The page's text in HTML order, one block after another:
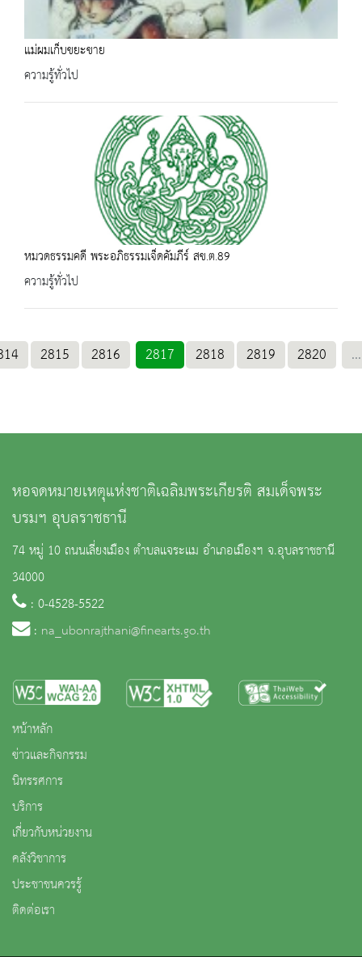
แม่ผมเก็บขยะขาย
ความรู้ทั่วไป
หมวดธรรมคดี พระอภิธรรมเจ็ดคัมภีร์ สข.ต.89
ความรู้ทั่วไป
2815 2816 2817 2818 2819 2820 ...
หอจดหมายเหตุแห่งชาติเฉลิมพระเกียรติ สมเด็จพระ
บรมฯ อุบลราชธานี
74 หมู่ 10 ถนนเลี่ยงเมือง ตำบลแจระแม อำเภอเมืองฯ จ.อุบลราชธานี
34000
: 0-4528-5522
: na_ubonrajthani@finearts.go.th
หน้าหลัก
ข่าวและกิจกรรม
นิทรรศการ
บริการ
เกี่ยวกับหน่วยงาน
คลังวิชาการ
ประชาชนควรรู้
ติดต่อเรา